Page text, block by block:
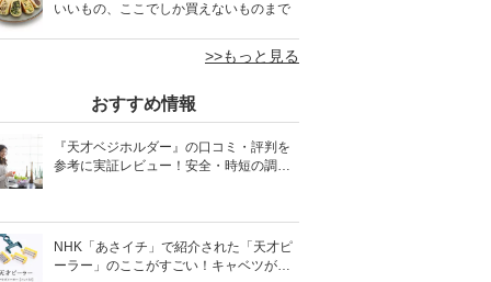
いいもの、ここでしか買えないものまで
>>もっと見る
おすすめ情報
『天才ベジホルダー』の口コミ・評判を
参考に実証レビュー！安全・時短の調理
NHK「あさイチ」で紹介された「天才ピ
ーラー」のここがすごい！キャベツがほ